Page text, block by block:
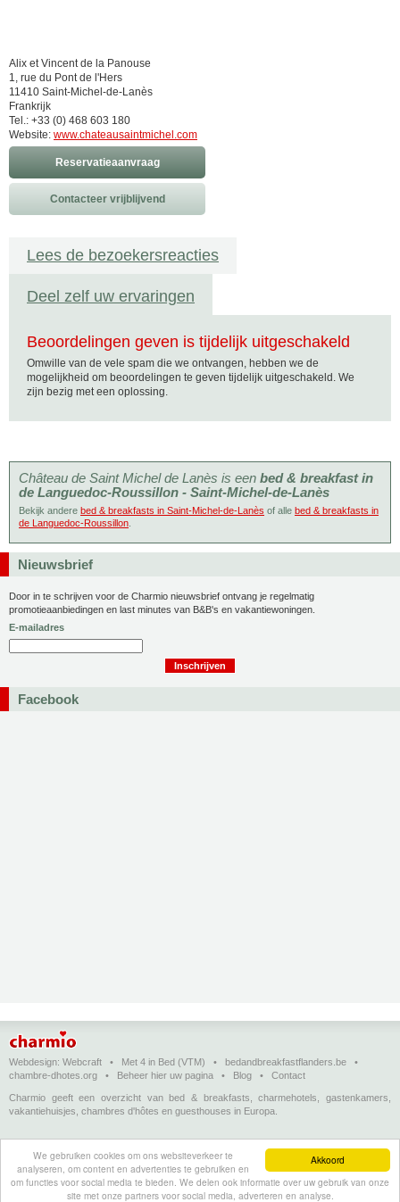
Akkoord
We gebruiken cookies om ons websiteverkeer te
analyseren, om content en advertenties te gebruiken en
om functies voor social media te bieden. We delen ook informatie over uw gebruik van onze
site met onze partners voor social media, adverteren en analyse.
Alix et Vincent de la Panouse
1, rue du Pont de l'Hers
11410 Saint-Michel-de-Lanès
Frankrijk
Tel.: +33 (0) 468 603 180
Website: www.chateausaintmichel.com
Reservatieaanvraag
Contacteer vrijblijvend
Lees de bezoekersreacties
Deel zelf uw ervaringen
Beoordelingen geven is tijdelijk uitgeschakeld
Omwille van de vele spam die we ontvangen, hebben we de
mogelijkheid om beoordelingen te geven tijdelijk uitgeschakeld. We
zijn bezig met een oplossing.
Château de Saint Michel de Lanès is een bed & breakfast in
de Languedoc-Roussillon - Saint-Michel-de-Lanès
Bekijk andere bed & breakfasts in Saint-Michel-de-Lanès of alle bed & breakfasts in
de Languedoc-Roussillon
Nieuwsbrief
Door in te schrijven voor de Charmio nieuwsbrief ontvang je regelmatig
promotieaanbiedingen en last minutes van B&B's en vakantiewoningen.
E-mailadres
Facebook
Webdesign: Webcraft • Met 4 in Bed (VTM) • bedandbreakfastflanders.be •
chambre-dhotes.org • Beheer hier uw pagina • Blog • Contact
Charmio geeft een overzicht van bed & breakfasts, charmehotels, gastenkamers,
vakantiehuisjes, chambres d'hôtes en guesthouses in Europa.
Bed & breakfasts, charmehotels en vakantiehuizen (in het Nederlands)•Chambres
d'hôtes, hôtels de charme et logements de vacances
(en français) •
Bed &
breakfasts, charming hotels and holiday accommodations
Bed &
Breakfast, Charme-Hotels und Ferienhäuser (auf Deutsch)•Bed & breakfast, hoteles
con encanto y alojamientos turísticos (en Enspañol)